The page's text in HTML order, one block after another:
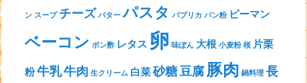
ン スープ チーズ バター パスタ パプリカ パン粉 ピーマン
ベーコン ポン酢 レタス 卵 味ぽん 大根 小麦粉 桜 片栗
粉牛乳牛肉 生クリーム 白菜砂糖豆腐豚肉 鍋料理 長